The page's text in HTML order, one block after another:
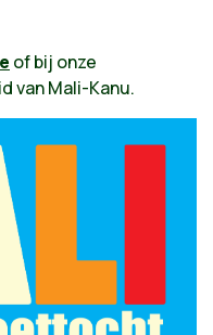
of bij onze
van Mali-Kanu.